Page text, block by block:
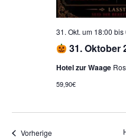
31. Oktober
31. Okt. um 18:00 bis
Hotel zur Waage
59,90€
VorherigeVeranstaltungen